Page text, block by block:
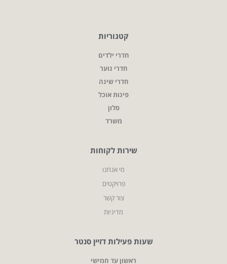
קטגוריות
חדרי ילדים
חדרי נוער
חדרי שינה
פינות אוכל
סלון
משרד
שירות לקוחות
מי אנחנו
פרויקטים
צור קשר
מדיניות
שעות פעילות דזיין סנטר
ראשון עד חמישי